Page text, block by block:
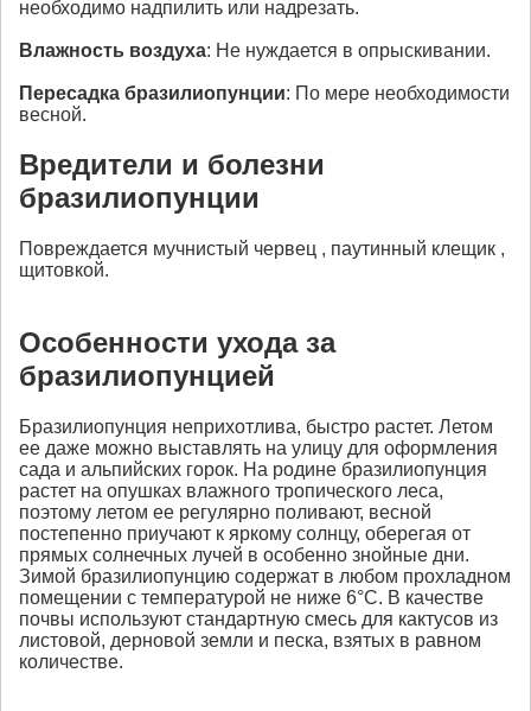
необходимо надпилить или надрезать.
Влажность воздуха: Не нуждается в опрыскивании.
Пересадка бразилиопунции: По мере необходимости
весной.
Вредители и болезни
бразилиопунции
Повреждается мучнистый червец , паутинный клещик ,
щитовкой.
Особенности ухода за
бразилиопунцией
Бразилиопунция неприхотлива, быстро растет. Летом
ее даже можно выставлять на улицу для оформления
сада и альпийских горок. На родине бразилиопунция
растет на опушках влажного тропического леса,
поэтому летом ее регулярно поливают, весной
постепенно приучают к яркому солнцу, оберегая от
прямых солнечных лучей в особенно знойные дни.
Зимой бразилиопунцию содержат в любом прохладном
помещении с температурой не ниже 6°С. В качестве
почвы используют стандартную смесь для кактусов из
листовой, дерновой земли и песка, взятых в равном
количестве.